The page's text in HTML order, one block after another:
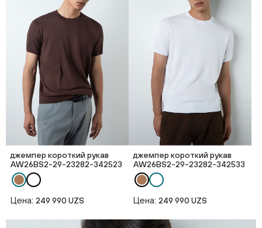
джемпер короткий рукав
AW26BS2-29-23282-342523
Цена: 249 990 UZS
джемпер короткий рукав
AW26BS2-29-23282-342533
Цена: 249 990 UZS